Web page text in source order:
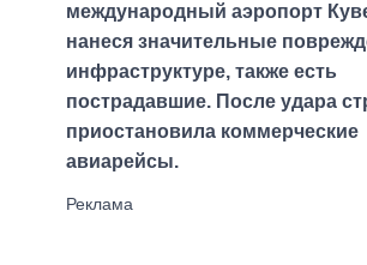
международный аэропорт
нанеся значительные
инфраструктуре, также есть
пострадавшие. После удара
приостановила коммерческие
авиарейсы.